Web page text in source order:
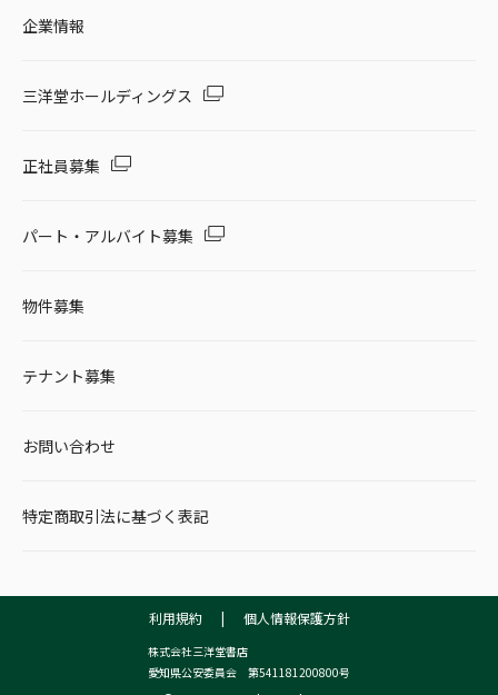
企業情報
三洋堂ホールディングス
正社員募集
パート・アルバイト募集
物件募集
テナント募集
お問い合わせ
特定商取引法に基づく表記
利用規約 | 個人情報保護方針
株式会社三洋堂書店
愛知県公安委員会 第541181200800号